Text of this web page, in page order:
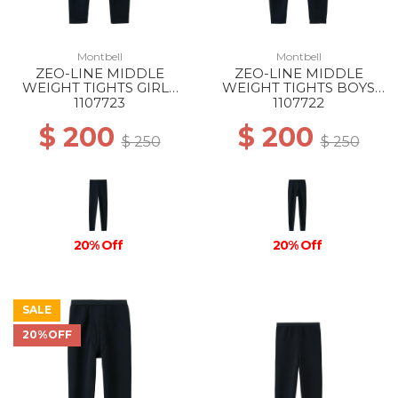
Montbell
ZEO-LINE MIDDLE
WEIGHT TIGHTS GIRLS
BK
1107723
$ 200$ 250
20% Off
Montbell
ZEO-LINE MIDDLE
WEIGHT TIGHTS BOYS
BK
1107722
$ 200$ 250
20% Off
SALE
20%OFF